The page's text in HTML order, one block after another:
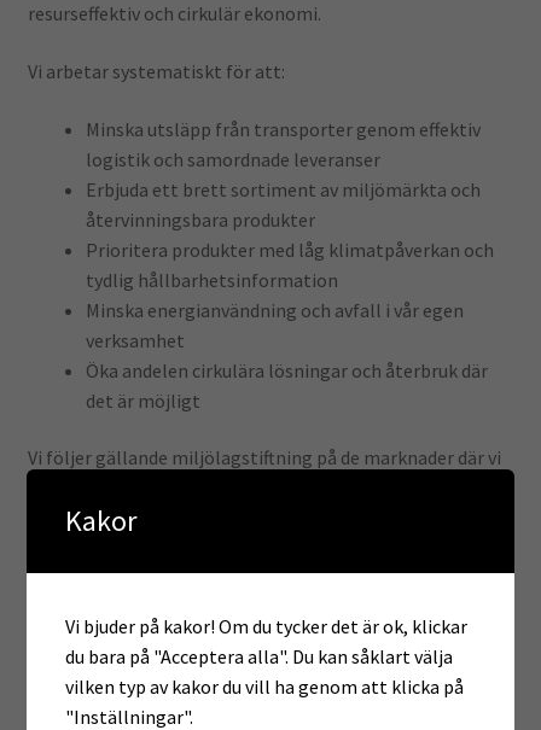
resurseffektiv och cirkulär ekonomi.
Vi arbetar systematiskt för att:
Minska utsläpp från transporter genom effektiv
logistik och samordnade leveranser
Erbjuda ett brett sortiment av miljömärkta och
återvinningsbara produkter
Prioritera produkter med låg klimatpåverkan och
tydlig hållbarhetsinformation
Minska energianvändning och avfall i vår egen
verksamhet
Öka andelen cirkulära lösningar och återbruk där
det är möjligt
Vi följer gällande miljölagstiftning på de marknader där vi
Som leverantör inom kontorsmaterial och
arbetsplatslösningar påverkas vi av krav inom bland
annat:
Kakor
Vi bjuder på kakor! Om du tycker det är ok, klickar
du bara på "Acceptera alla". Du kan såklart välja
vilken typ av kakor du vill ha genom att klicka på
"Inställningar".